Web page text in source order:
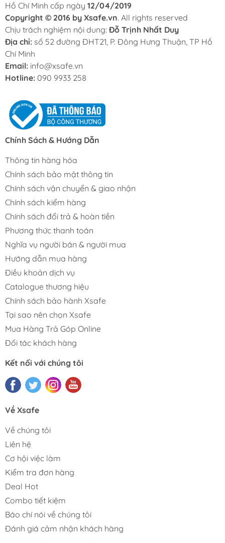
Hồ Chí Minh cấp ngày 12/04/2019
Copyright © 2016 by Xsafe.vn. All rights reserved
Chịu trách nghiệm nội dung: Đỗ Trịnh Nhất Duy
Địa chỉ: số 52 đường ĐHT21, P. Đông Hưng Thuận, TP Hồ
Chí Minh
Email: info@xsafe.vn
Hotline: 090 9933 258
Chính Sách & Hướng Dẫn
Thông tin hàng hóa
Chính sách bảo mật thông tin
Chính sách vận chuyển & giao nhận
Chính sách kiểm hàng
Chính sách đổi trả & hoàn tiền
Phương thức thanh toán
Nghĩa vụ người bán & người mua
Hướng dẫn mua hàng
Điều khoản dịch vụ
Catalogue thương hiệu
Chính sách bảo hành Xsafe
Tại sao nên chọn Xsafe
Mua Hàng Trả Góp Online
Đối tác khách hàng
Kết nối với chúng tôi
Về Xsafe
Về chúng tôi
Liên hệ
Cơ hội việc làm
Kiểm tra đơn hàng
Deal Hot
Combo tiết kiệm
Báo chí nói về chúng tôi
Đánh giá cảm nhận khách hàng